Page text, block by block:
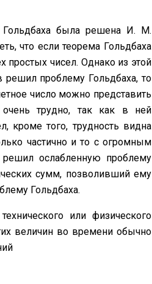
Гольдбаха была решена И. М.
что если теорема Гольд­баха
чисел. Однако из этой
решил пробле­му Гольдбаха, то
число можно представить
трудно, так как в ней
кроме того, трудность видна
частично и то с огромным
решил ослабленную проблему
сумм, позво­ливший ему
Гольдбаха.
или физического
величин во времени обычно